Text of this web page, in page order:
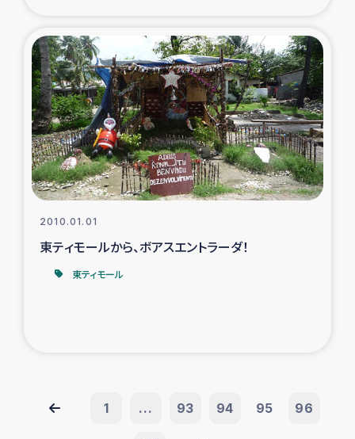
2010.01.01
東ティモールから、ボアスエントラーダ！
東ティモール
1 ... 93 94 95 96